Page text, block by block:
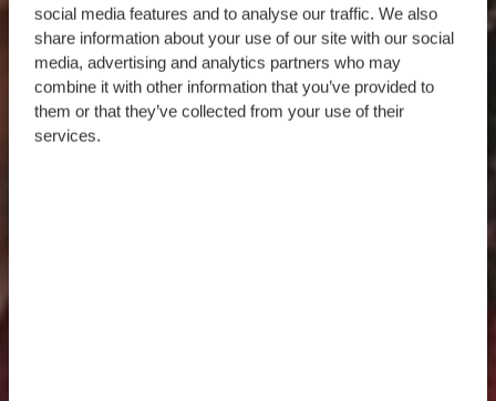
social media features and to analyse our traffic. We also
share information about your use of our site with our social
media, advertising and analytics partners who may
combine it with other information that you’ve provided to
them or that they’ve collected from your use of their
services.